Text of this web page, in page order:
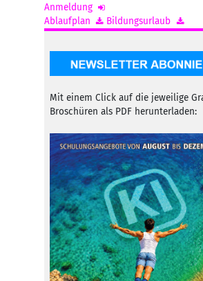
Anmeldung
Ablaufplan
Bildungsurlaub
Mit einem Click auf die jeweilige
Broschüren als PDF herunterladen: